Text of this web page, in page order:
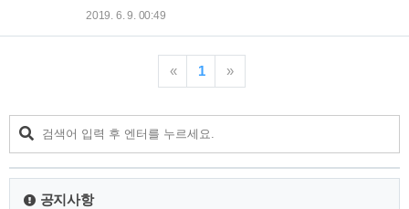
다. 올해 1월 25일에 1회 시험 필기 원서 접수를 하면서 공부를
비에 집중한 결과 4월14일에 치러진 실기시험에서도 합격을 하
여 직업상담사 자격증을 취득하였습니다. 4월 14일 실기시험을
되어 많은 수험가에서 시험의 난이도를 시험이래 가장 높았다
는 평가를 했고, 저 자신도 너무 문제가 어렵고 자신 있게 답안
을 작성한 부분이 많지 않아 ..
2019. 6. 9. 00:49
« 1 »
공지사항